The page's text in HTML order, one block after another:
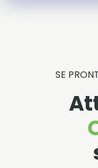
SE